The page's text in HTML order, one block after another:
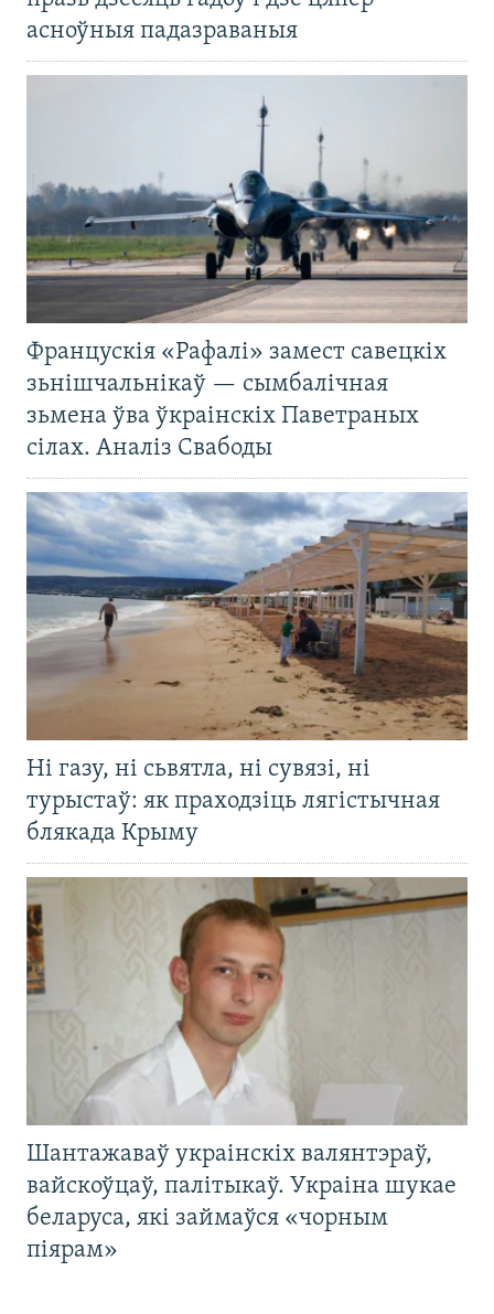
асноўныя падазраваныя
Францускія «Рафалі» замест савецкіх
зьнішчальнікаў — сымбалічная
зьмена ўва ўкраінскіх Паветраных
сілах. Аналіз Свабоды
Ні газу, ні сьвятла, ні сувязі, ні
турыстаў: як праходзіць лягістычная
блякада Крыму
Шантажаваў украінскіх валянтэраў,
вайскоўцаў, палітыкаў. Украіна шукае
беларуса, які займаўся «чорным
піярам»